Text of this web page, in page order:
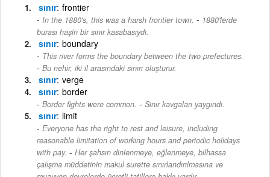
sınır frontier
In the 1880's, this was a harsh frontier town. - 1880'lerde
burası haşin bir sınır kasabasıydı.
sınır boundary
This river forms the boundary between the two prefectures.
- Bu nehir, iki il arasındaki sınırı oluşturur.
sınır verge
sınır border
Border fights were common. - Sınır kavgaları yaygındı.
sınır limit
Everyone has the right to rest and leisure, including
reasonable limitation of working hours and periodic holidays
with pay. - Her şahsın dinlenmeye, eğlenmeye, bilhassa
çalışma müddetinin makul surette sınırlandırılmasına ve